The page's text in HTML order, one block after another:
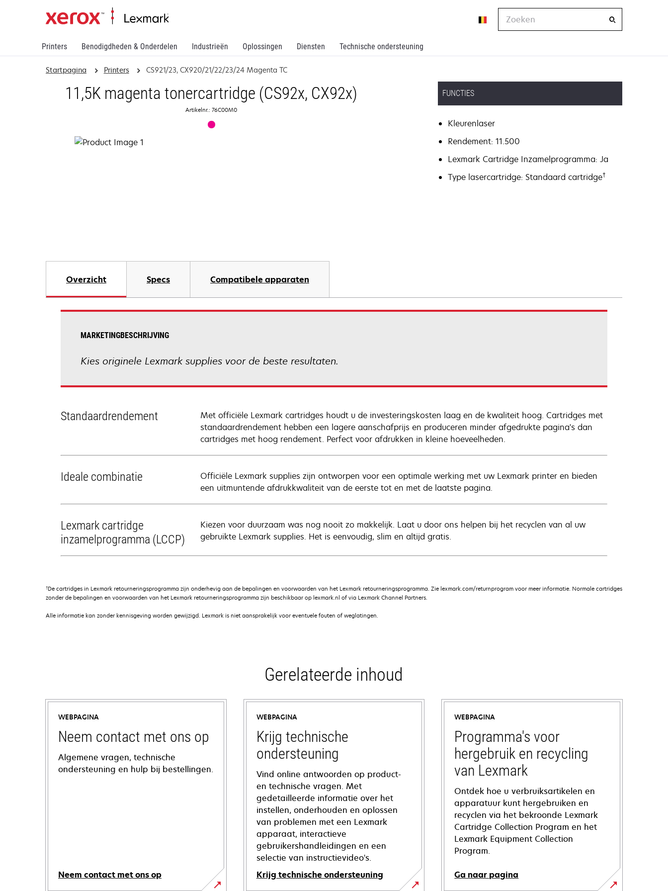
Printers Benodigdheden & Onderdelen Industrieën Oplossingen Diensten Technische ondersteuning
Zoeken
Startpagina Printers CS921/23, CX920/21/22/23/24 Magenta TC
11,5K magenta tonercartridge (CS92x, CX92x)
Artikelnr.: 76C00M0
FUNCTIES
Kleurenlaser
Rendement: 11.500
Lexmark Cartridge Inzamelprogramma: Ja
Type lasercartridge: Standaard cartridge†
Overzicht Specs Compatibele apparaten
MARKETINGBESCHRIJVING
Kies originele Lexmark supplies voor de beste resultaten.
Standaardrendement
Met officiële Lexmark cartridges houdt u de investeringskosten laag en de kwaliteit hoog. Cartridges met
standaardrendement hebben een lagere aanschafprijs en produceren minder afgedrukte pagina's dan
cartridges met hoog rendement. Perfect voor afdrukken in kleine hoeveelheden.
Ideale combinatie
Officiële Lexmark supplies zijn ontworpen voor een optimale werking met uw Lexmark printer en bieden
een uitmuntende afdrukkwaliteit van de eerste tot en met de laatste pagina.
Lexmark cartridge
inzamelprogramma (LCCP)
Kiezen voor duurzaam was nog nooit zo makkelijk. Laat u door ons helpen bij het recyclen van al uw
gebruikte Lexmark supplies. Het is eenvoudig, slim en altijd gratis.
†De cartridges in Lexmark retourneringsprogramma zijn onderhevig aan de bepalingen en voorwaarden van het Lexmark retourneringsprogramma. Zie lexmark.com/returnprogram voor meer informatie. Normale cartridges
zonder de bepalingen en voorwaarden van het Lexmark retourneringsprogramma zijn beschikbaar op lexmark.nl of via Lexmark Channel Partners.
Alle informatie kan zonder kennisgeving worden gewijzigd. Lexmark is niet aansprakelijk voor eventuele fouten of weglatingen.
Gerelateerde inhoud
WEBPAGINA
Neem contact met ons op
Algemene vragen, technische
ondersteuning en hulp bij bestellingen.
Neem contact met ons op
WEBPAGINA
Krijg technische
ondersteuning
Vind online antwoorden op product-
en technische vragen. Met
gedetailleerde informatie over het
instellen, onderhouden en oplossen
van problemen met een Lexmark
apparaat, interactieve
gebruikershandleidingen en een
selectie van instructievideo's.
Krijg technische ondersteuning
WEBPAGINA
Programma's voor
hergebruik en recycling
van Lexmark
Ontdek hoe u verbruiksartikelen en
apparatuur kunt hergebruiken en
recyclen via het bekroonde Lexmark
Cartridge Collection Program en het
Lexmark Equipment Collection
Program.
Ga naar pagina